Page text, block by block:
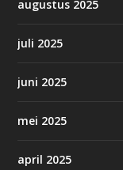
augustus 2025
juli 2025
juni 2025
mei 2025
april 2025